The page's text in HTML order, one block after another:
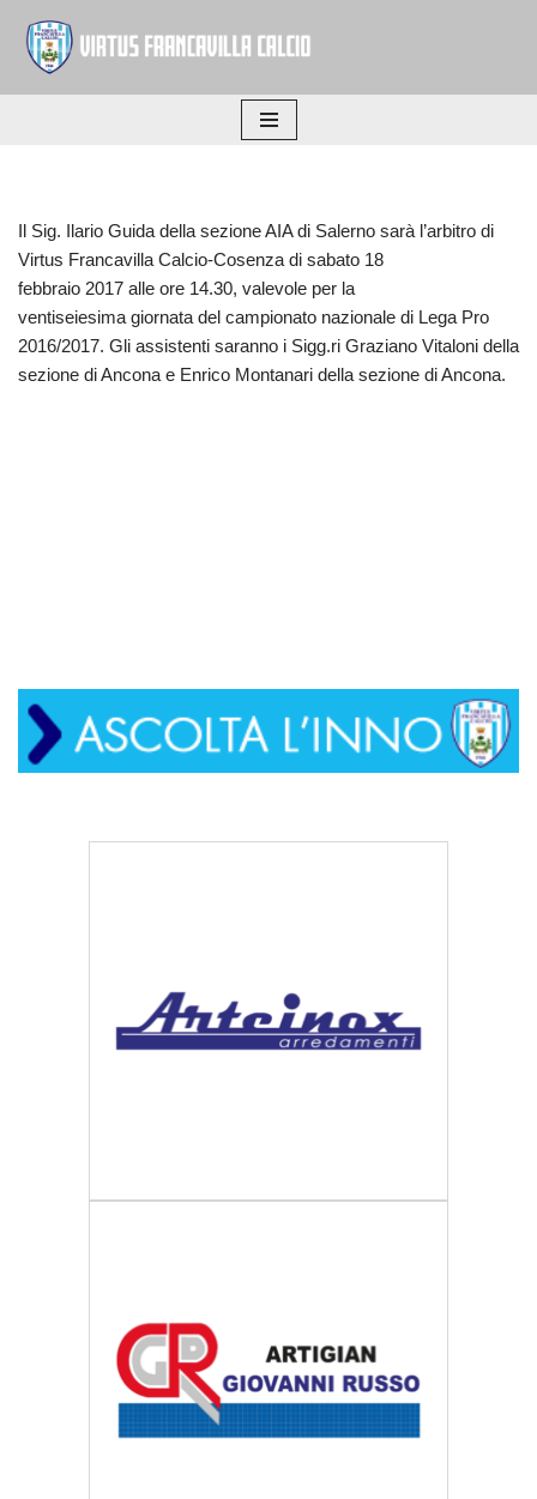
Vai
al
Il Sig. Ilario Guida della sezione AIA di Salerno sarà l’arbitro di
Virtus Francavilla Calcio-Cosenza di sabato 18
febbraio 2017 alle ore 14.30, valevole per la
ventiseiesima giornata del campionato nazionale di Lega Pro
2016/2017. Gli assistenti saranno i Sigg.ri Graziano Vitaloni della
sezione di Ancona e Enrico Montanari della sezione di Ancona.